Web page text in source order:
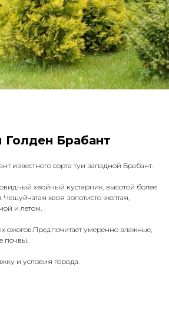
Голден Брабант
известного сорта туи западной Брабант.
хвойный кустарник, высотой более
Чешуйчатая хвоя золотисто-желтая,
и летом.
ожогов.Предпочитает умеренно влажные,
почвы.
и условия города.